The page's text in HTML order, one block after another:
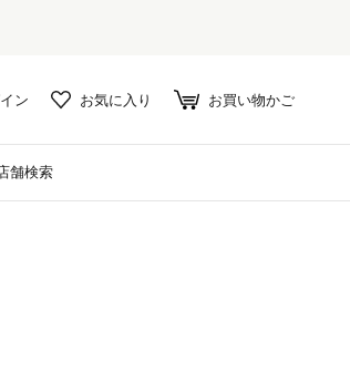
ン お気に入り お買い物かご
舗検索